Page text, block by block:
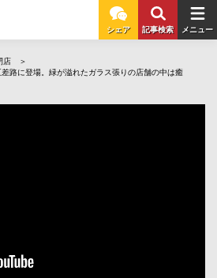
シェア 記事検索 メニュー
店
路に登場。緑が溢れたガラス張りの店舗の中は癒